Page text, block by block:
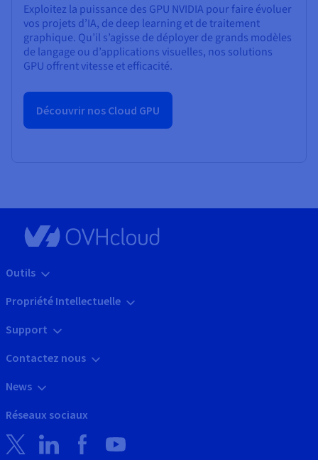
Exploitez la puissance des GPU NVIDIA pour faire évoluer
vos projets d’IA, de deep learning et de traitement
graphique. Qu’il s’agisse de déployer de grands modèles
de langage ou d’applications visuelles, nos solutions
GPU offrent vitesse et efficacité.
Découvrir nos Cloud GPU
Outils
Propriété Intellectuelle
Support
Contactez nous
News
Réseaux sociaux